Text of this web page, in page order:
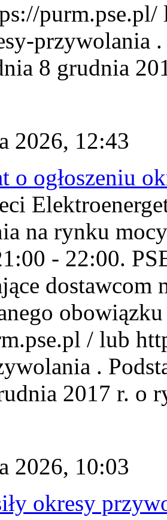
przywolania
8 grudnia
2026, 12:43
o ogłoszeniu
na rynku
- 22:00.
dostawcom
/ lub
.
2017 r. o
2026, 10:03
okresy